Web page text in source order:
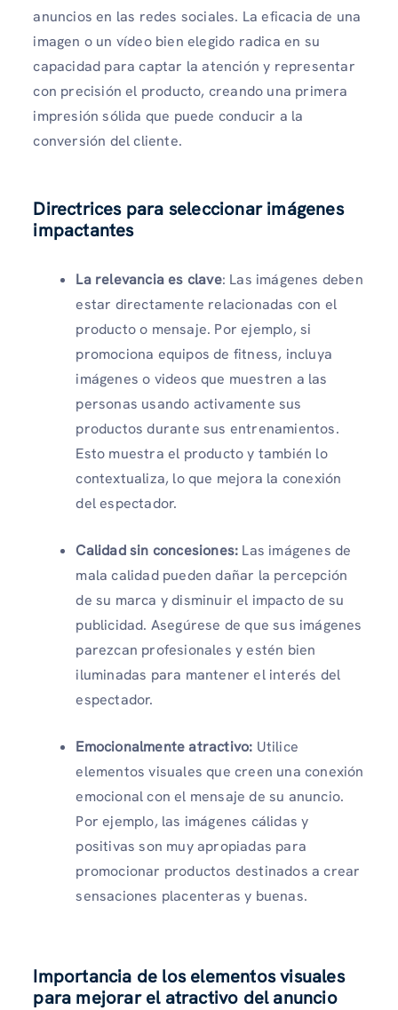
anuncios en las redes sociales. La eficacia de una
imagen o un vídeo bien elegido radica en su
capacidad para captar la atención y representar
con precisión el producto, creando una primera
impresión sólida que puede conducir a la
conversión del cliente.
Directrices para seleccionar imágenes
impactantes
La relevancia es clave: Las imágenes deben
estar directamente relacionadas con el
producto o mensaje. Por ejemplo, si
promociona equipos de fitness, incluya
imágenes o videos que muestren a las
personas usando activamente sus
productos durante sus entrenamientos.
Esto muestra el producto y también lo
contextualiza, lo que mejora la conexión
del espectador.
Calidad sin concesiones: Las imágenes de
mala calidad pueden dañar la percepción
de su marca y disminuir el impacto de su
publicidad. Asegúrese de que sus imágenes
parezcan profesionales y estén bien
iluminadas para mantener el interés del
espectador.
Emocionalmente atractivo: Utilice
elementos visuales que creen una conexión
emocional con el mensaje de su anuncio.
Por ejemplo, las imágenes cálidas y
positivas son muy apropiadas para
promocionar productos destinados a crear
sensaciones placenteras y buenas.
Importancia de los elementos visuales
para mejorar el atractivo del anuncio